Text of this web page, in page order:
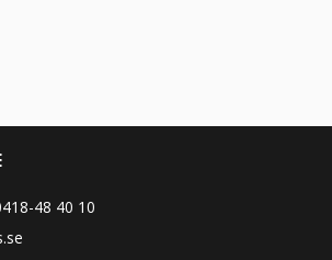
48 40 10